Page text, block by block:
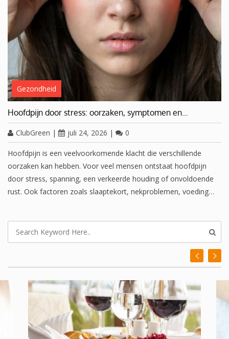
Gezondheid
Hoofdpijn door stress: oorzaken, symptomen en…
ClubGreen | juli 24, 2026 | 0
Hoofdpijn is een veelvoorkomende klacht die verschillende
oorzaken kan hebben. Voor veel mensen ontstaat hoofdpijn
door stress, spanning, een verkeerde houding of onvoldoende
rust. Ook factoren zoals slaaptekort, nekproblemen, voeding…